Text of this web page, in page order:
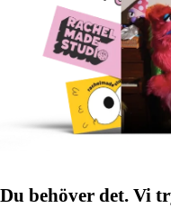
Du behöver det. Vi